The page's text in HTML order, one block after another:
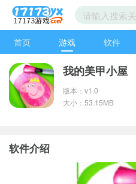
首页 游戏 软件
我的美甲小屋
版本：v1.0
大小：53.15MB
软件介绍